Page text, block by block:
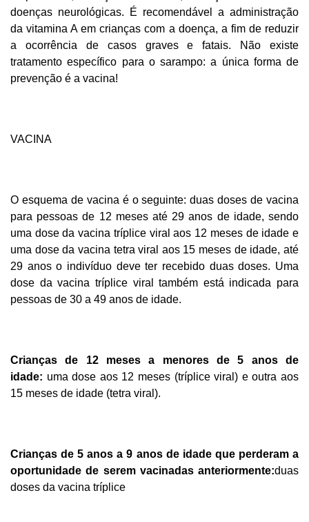
doenças neurológicas.
É recomendável a administração
da vitamina A em crianças com a doença, a fim de reduzir
a ocorrência de casos graves e fatais. Não existe
tratamento específico para o sarampo: a única forma de
prevenção é a vacina!
VACINA
O esquema de vacina é o seguinte: duas doses de vacina
para pessoas de 12 meses até 29 anos de idade, sendo
uma dose da vacina tríplice viral aos 12 meses de idade e
uma dose da vacina tetra viral aos 15 meses de idade, até
29 anos o indivíduo deve ter recebido duas doses. Uma
dose da vacina tríplice viral também está indicada para
pessoas de 30 a 49 anos de idade.
Crianças de 12 meses a menores de 5 anos de
idade: uma dose aos 12 meses (tríplice viral) e outra aos
15 meses de idade (tetra viral).
Crianças de 5 anos a 9 anos de idade que perderam a
oportunidade de serem vacinadas anteriormente:duas
doses da vacina tríplice